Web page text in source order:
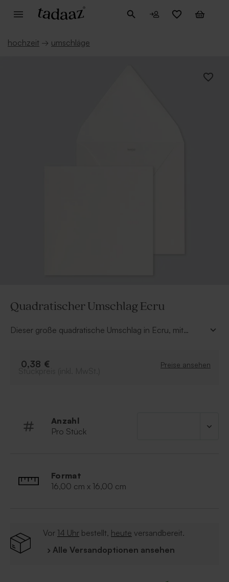
hochzeit → umschläge
Quadratischer Umschlag Ecru
Dieser große quadratische Umschlag in Ecru, mit
und universell einsetzbar.
0,38 € Preise ansehen
Anzahl
Pro Stück
Format
16,00 cm x 16,00 cm
Vor 14 Uhr bestellt, heute versandbereit.
› Alle Versandoptionen ansehen